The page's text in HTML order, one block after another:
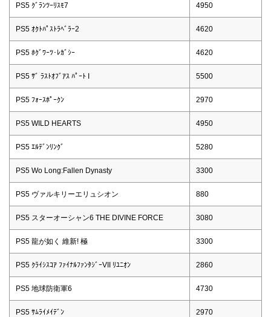
PS5 ｸﾞﾗﾝﾂｰﾘｽﾓ7 4950
PS5 ｵｸﾄﾊﾟｽﾄﾗﾍﾞﾗｰ2 4620
PS5 ﾎｸﾞﾜｰﾂ･ﾚｶﾞｼｰ 4620
PS5 ｻﾞ ﾗｽﾄｵﾌﾞｱｽ ﾊﾟｰﾄ I 5500
PS5 ﾌｫｰｽﾎﾟｰｸﾝ 2970
PS5 WILD HEARTS 4950
PS5 ｴﾙﾃﾞﾝﾘﾝｸﾞ 5280
PS5 Wo Long:Fallen Dynasty 3300
PS5 ヴァルキリーエリュシオン 880
PS5 スターオーシャン6 THE DIVINE FORCE 3080
PS5 龍が如く 維新! 極 3300
PS5 ｸﾗｲｼｽｺｱ ﾌｧｲﾅﾙﾌｧﾝﾀｼﾞｰVII ﾘﾕﾆｵﾝ 2860
PS5 地球防衛軍6 4730
PS5 ｻﾑﾗｲﾒｲﾃﾞﾝ 2970